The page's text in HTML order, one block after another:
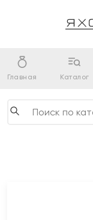
Главная Каталог